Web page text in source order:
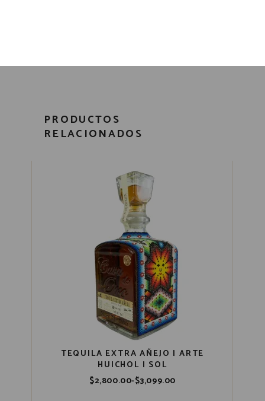
PRODUCTOS
RELACIONADOS
TEQUILA EXTRA AÑEJO | ARTE
HUICHOL | SOL
$2,800.00-$3,099.00
Rango